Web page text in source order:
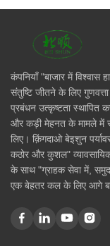
कंपनियाँ "बाजार में विश्वास
संतुष्टि जीतने के लिए
प्रबंधन उत्कृष्टता स्थापित
और कड़ी मेहनत के मामले में
लिए। क़िंगदाओ बेइशुन
कठोर और कुशल"
के साथ "ग्राहक सेवा में,
एक बेहतर कल के लिए आगे